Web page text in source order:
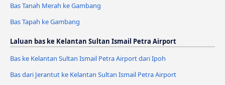
Bas Tanah Merah ke Gambang
Bas Tapah ke Gambang
Laluan bas ke Kelantan Sultan Ismail Petra Airport
Bas ke Kelantan Sultan Ismail Petra Airport dari Ipoh
Bas dari Jerantut ke Kelantan Sultan Ismail Petra Airport